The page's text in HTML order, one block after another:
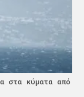
στα κύματα από